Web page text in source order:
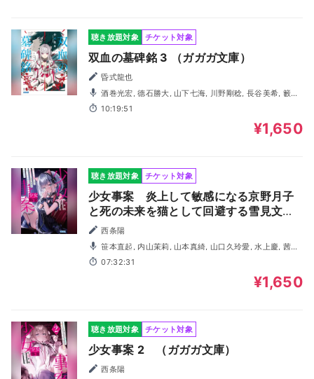
聴き放題対象 チケット対象
双血の墓碑銘 3 （ガガガ文庫）
昏式龍也
酒巻光宏, 德石勝大, 山下七海, 川野剛稔, 長谷美希, 籔根
依泉, 橋本晃太朗, 若林佑, 森田了介, 笹本直起
10:19:51
¥1,650
聴き放題対象 チケット対象
少女事案 炎上して敏感になる京野月子
と死の未来を猫として回避する雪見文
香 （ガガガ文庫）
西条陽
笹本直起, 内山茉莉, 山本真綺, 山口久玲愛, 水上慶, 茜柊
一朗, 夏目万吏奈, 森浦啓悟, 早坂志緒
07:32:31
¥1,650
聴き放題対象 チケット対象
少女事案 2 （ガガガ文庫）
西条陽